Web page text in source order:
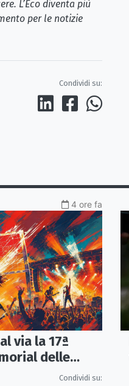
L’Eco diventa più
per le notizie
Condividi su:
4 ore fa
via la 17ª
delle
Condividi su: